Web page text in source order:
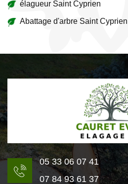
élagueur Saint Cyprien
Abattage d'arbre Saint
05 33 06 07 41
07 84 93 61 37